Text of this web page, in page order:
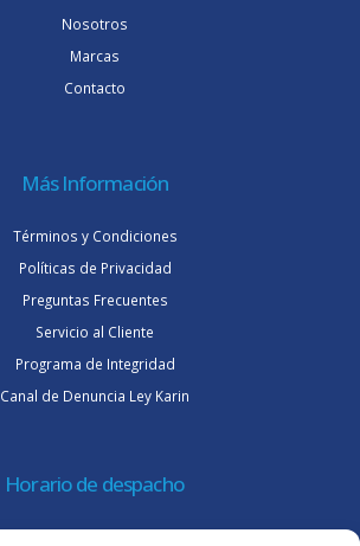
Nosotros
Marcas
Contacto
Más Información
Términos y Condiciones
Políticas de Privacidad
Preguntas Frecuentes
Servicio al Cliente
Programa de Integridad
Canal de Denuncia Ley Karin
Horario de despacho